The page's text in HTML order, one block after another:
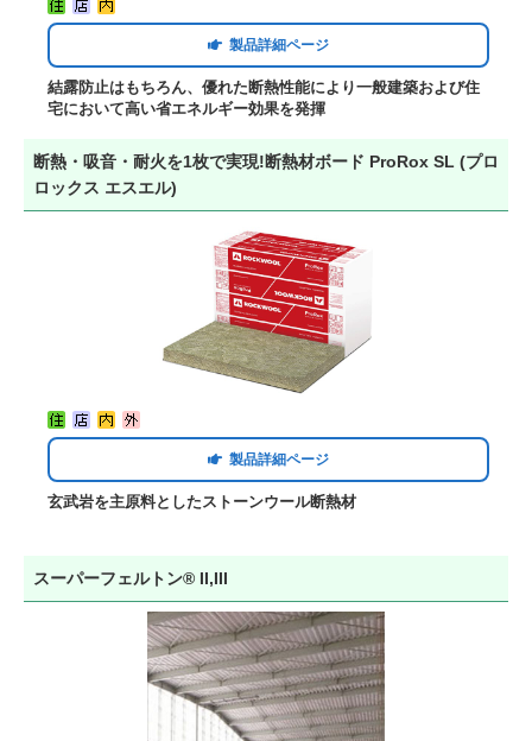
製品詳細ページ
結露防止はもちろん、優れた断熱性能により一般建築および住
宅において高い省エネルギー効果を発揮
断熱・吸音・耐火を1枚で実現!断熱材ボード ProRox SL (プロ
ロックス エスエル)
製品詳細ページ
玄武岩を主原料としたストーンウール断熱材
スーパーフェルトン® II,III